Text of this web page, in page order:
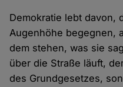
Demokratie lebt davon,
Augenhöhe begegnen,
dem stehen, was sie
über die Straße läuft,
des Grundgesetzes,